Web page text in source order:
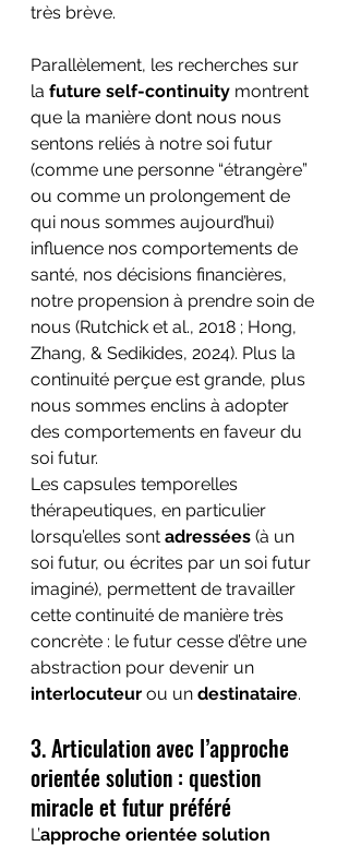
très brève.
Parallèlement, les recherches sur
la future self-continuity montrent
que la manière dont nous nous
sentons reliés à notre soi futur
(comme une personne “étrangère”
ou comme un prolongement de
qui nous sommes aujourd’hui)
influence nos comportements de
santé, nos décisions financières,
notre propension à prendre soin de
nous (Rutchick et al., 2018 ; Hong,
Zhang, & Sedikides, 2024). Plus la
continuité perçue est grande, plus
nous sommes enclins à adopter
des comportements en faveur du
soi futur.
Les capsules temporelles
thérapeutiques, en particulier
lorsqu’elles sont adressées (à un
soi futur, ou écrites par un soi futur
imaginé), permettent de travailler
cette continuité de manière très
concrète : le futur cesse d’être une
abstraction pour devenir un
interlocuteur ou un destinataire.
3. Articulation avec l’approche
orientée solution : question
miracle et futur préféré
L’approche orientée solution